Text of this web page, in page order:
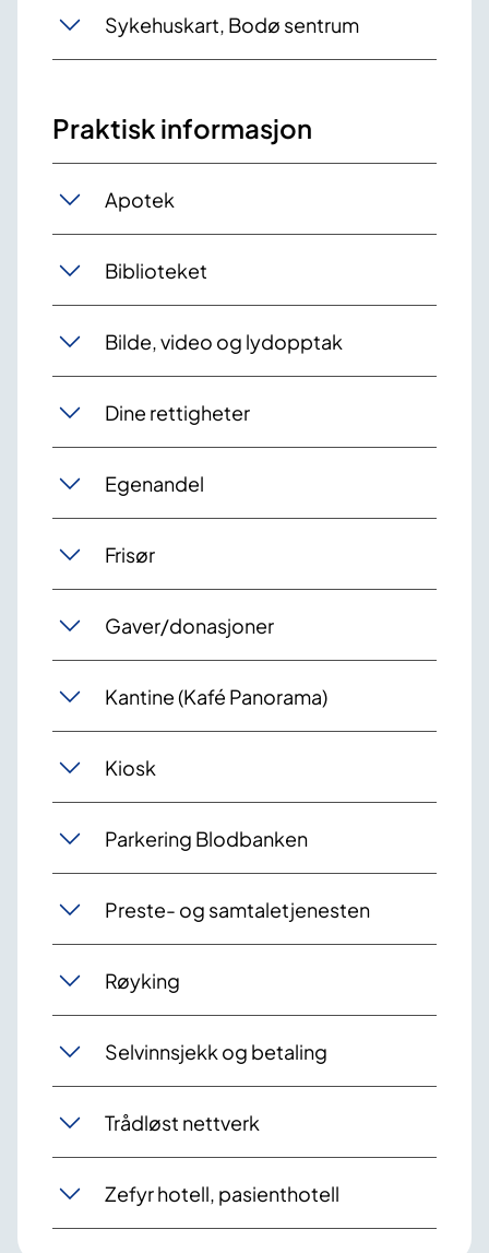
Sykehuskart, Bodø sentrum
Praktisk informasjon
Apotek
Biblioteket
Bilde, video og lydopptak
Dine rettigheter
Egenandel
Frisør
Gaver/donasjoner
Kantine (Kafé Panorama)
Kiosk
Parkering Blodbanken
Preste- og samtaletjenesten
Røyking
Selvinnsjekk og betaling
Trådløst nettverk
Zefyr hotell, pasienthotell